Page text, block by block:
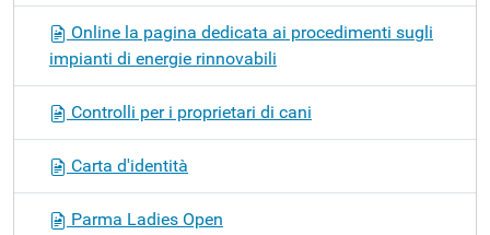
Online la pagina dedicata ai procedimenti sugli
impianti di energie rinnovabili
Controlli per i proprietari di cani
Carta d'identità
Parma Ladies Open